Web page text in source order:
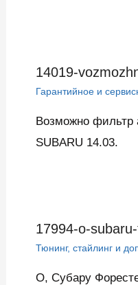
14019-
Гарантийное и
Возможно
SUBARU 14.03.
17994-o-
Тюнинг, стайлинг и
О, Субару